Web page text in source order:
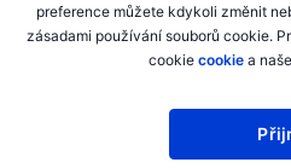
preference můžete kdykoli změnit
zásadami používání souborů cookie.
cookie cookie a